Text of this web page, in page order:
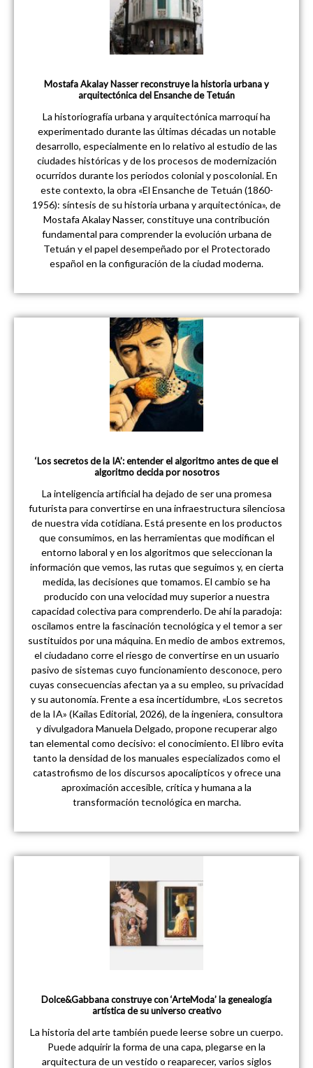
Mostafa Akalay Nasser reconstruye la historia urbana y
arquitectónica del Ensanche de Tetuán
La historiografía urbana y arquitectónica marroquí ha
experimentado durante las últimas décadas un notable
desarrollo, especialmente en lo relativo al estudio de las
ciudades históricas y de los procesos de modernización
ocurridos durante los periodos colonial y poscolonial. En
este contexto, la obra «El Ensanche de Tetuán (1860-
1956): síntesis de su historia urbana y arquitectónica», de
Mostafa Akalay Nasser, constituye una contribución
fundamental para comprender la evolución urbana de
Tetuán y el papel desempeñado por el Protectorado
español en la configuración de la ciudad moderna.
‘Los secretos de la IA’: entender el algoritmo antes de que el
algoritmo decida por nosotros
La inteligencia artificial ha dejado de ser una promesa
futurista para convertirse en una infraestructura silenciosa
de nuestra vida cotidiana. Está presente en los productos
que consumimos, en las herramientas que modifican el
entorno laboral y en los algoritmos que seleccionan la
información que vemos, las rutas que seguimos y, en cierta
medida, las decisiones que tomamos. El cambio se ha
producido con una velocidad muy superior a nuestra
capacidad colectiva para comprenderlo. De ahí la paradoja:
oscilamos entre la fascinación tecnológica y el temor a ser
sustituidos por una máquina. En medio de ambos extremos,
el ciudadano corre el riesgo de convertirse en un usuario
pasivo de sistemas cuyo funcionamiento desconoce, pero
cuyas consecuencias afectan ya a su empleo, su privacidad
y su autonomía. Frente a esa incertidumbre, «Los secretos
de la IA» (Kailas Editorial, 2026), de la ingeniera, consultora
y divulgadora Manuela Delgado, propone recuperar algo
tan elemental como decisivo: el conocimiento. El libro evita
tanto la densidad de los manuales especializados como el
catastrofismo de los discursos apocalípticos y ofrece una
aproximación accesible, crítica y humana a la
transformación tecnológica en marcha.
Dolce&Gabbana construye con ‘ArteModa’ la genealogía
artística de su universo creativo
La historia del arte también puede leerse sobre un cuerpo.
Puede adquirir la forma de una capa, plegarse en la
arquitectura de un vestido o reaparecer, varios siglos